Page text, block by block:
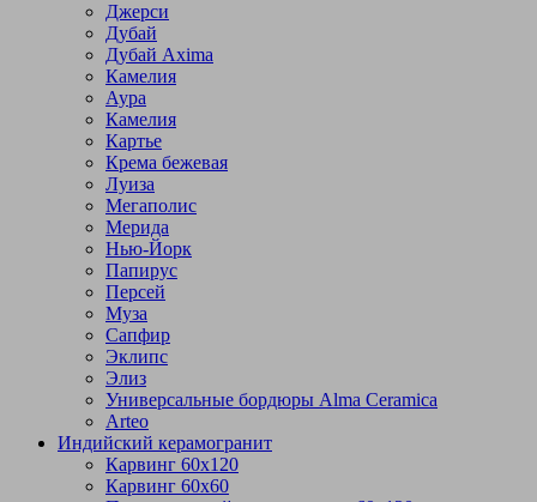
Джерси
Дубай
Дубай Axima
Камелия
Аура
Камелия
Картье
Крема бежевая
Луиза
Мегаполис
Мерида
Нью-Йорк
Папирус
Персей
Муза
Сапфир
Эклипс
Элиз
Универсальные бордюры Alma Ceramica
Arteo
Индийский керамогранит
Карвинг 60х120
Карвинг 60х60